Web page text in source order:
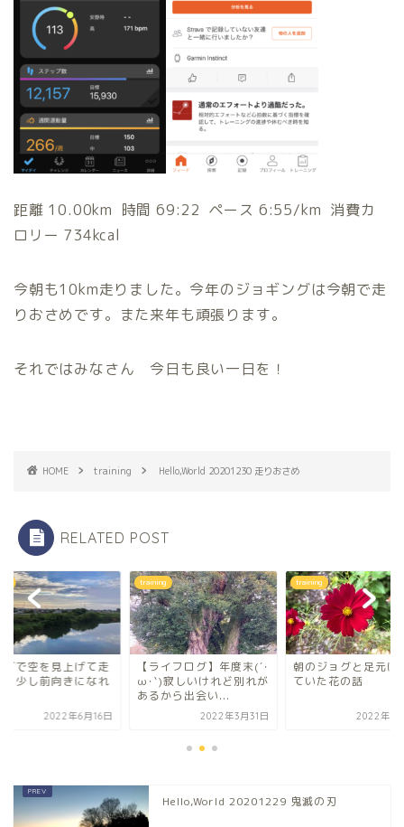
距離 10.00km 時間 69:22 ペース 6:55/km 消費カ
ロリー 734kcal
今朝も10km走りました。今年のジョギングは今朝で走
りおさめです。また来年も頑張ります。
それではみなさん 今日も良い一日を！
HOME training Hello,World 20201230 走りおさめ
RELATED POST
グで空を見上げて走
ら少し前向きになれ
2022年6月16日
training
【ライフログ】年度末(´･
ω･`)寂しいけれど別れが
あるから出会い...
2022年3月31日
training
朝のジョグと足元に
ていた花の話
2022年10
Hello,World 20201229 鬼滅の刃